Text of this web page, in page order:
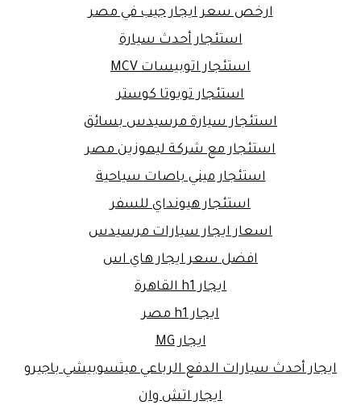
ارخص سعر ايجار جيب في مصر
استئجار أحدث سيارة
استئجار اتوبيسات MCV
استئجار تويوتا كوستر
استئجار سيارة مرسيدس بسائق
استئجار مع شركة ليموزين مصر
استئجار ميني باصات سياحية
استئجار هيونداي للسفر
اسعار ايجار سيارات مرسيدس
افضل سعر ايجار هاي اس
ايجار h1 القاهرة
ايجار h1 مصر
ايجار MG
ايجار أحدث سيارات الدفع الرباعي ميتسوبيشي باجيرو
ايجار اتش وان